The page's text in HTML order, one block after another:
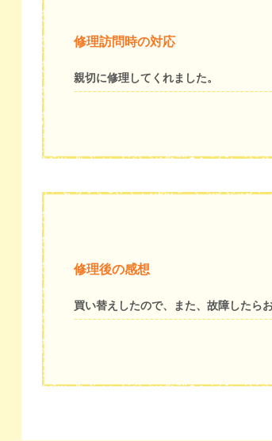
修理訪問時の対応
親切に修理してくれました。
修理後の感想
買い替えしたので、また、故障したら